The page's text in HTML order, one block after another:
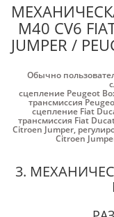
M40 CV6
JUMPER /
Обычно
сцепление Peugeot
трансмиссия
сцепление Fiat
трансмиссия Fiat
Citroen Jumper,
Citroen
3.